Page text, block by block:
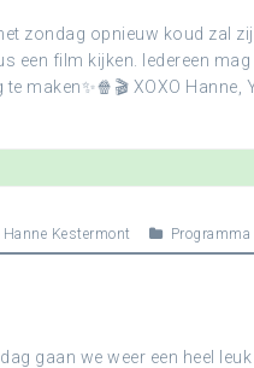
zondag opnieuw koud zal
een film kijken. Iedereen
maken✨🍿🎬 XOXO Hanne,
Hanne Kestermont
gaan we weer een heel